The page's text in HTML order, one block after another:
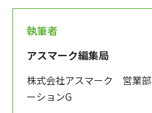
執筆者
アスマーク編集局
株式会社アスマーク 営業
ーションG